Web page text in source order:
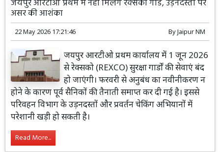
जयपुर आरटीओ प्रथम में नहीं मिलेंगे रेक्सको गार्ड, उड़नदस्तों पर
असर की आशंका
22 May 2026 17:21:46 ByJaipur NM
जयपुर आरटीओ प्रथम कार्यालय में 1 जून 2026
से रेक्सको (REXCO) सुरक्षा गार्डों की सेवाएं बंद
हो जाएंगी। फरवरी से अनुबंध का नवीनीकरण न
होने के कारण पूर्व सैनिकों की तैनाती समाप्त कर दी गई है। इससे
परिवहन विभाग के उड़नदस्तों और प्रवर्तन चेकिंग अभियानों में
परेशानी खड़ी हो सकती है।
Read More...